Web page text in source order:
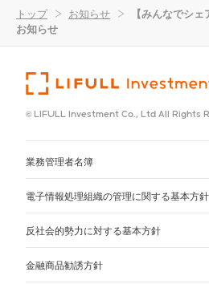
トップ > お知らせ >
【みんなでシ
お知らせ
© LIFULL Investment Co., Ltd All Rights
業務管理者名簿
電子情報処理組織の管理に関する基本方針
反社会的勢力に対する基本方針
金融商品勧誘方針